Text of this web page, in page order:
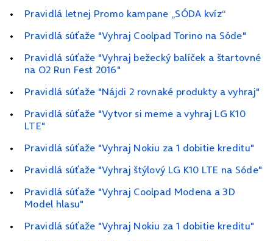
Pravidlá letnej Promo kampane „SÓDA kvíz“
Pravidlá súťaže "Vyhraj Coolpad Torino na Sóde"
Pravidlá súťaže "Vyhraj bežecký balíček a štartovné
na O2 Run Fest 2016"
Pravidlá súťaže "Nájdi 2 rovnaké produkty a vyhraj"
Pravidlá súťaže "Vytvor si meme a vyhraj LG K10
LTE"
Pravidlá súťaže "Vyhraj Nokiu za 1 dobitie kreditu"
Pravidlá súťaže "Vyhraj štýlový LG K10 LTE na Sóde"
Pravidlá súťaže "Vyhraj Coolpad Modena a 3D
Model hlasu"
Pravidlá súťaže "Vyhraj Nokiu za 1 dobitie kreditu"